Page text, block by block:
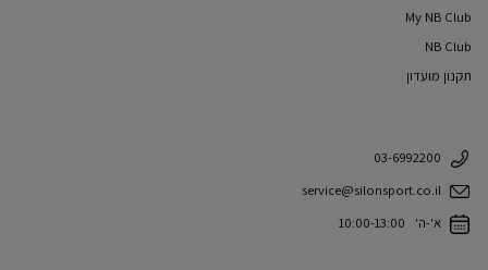
My NB Club
NB Club
תקנון מועדון
03-6992200
service@silonsport.co.il
א'-ה' 10:00-13:00